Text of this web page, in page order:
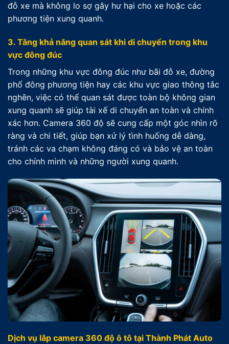
đỗ xe mà không lo sợ gây hư hại cho xe hoặc các
phương tiện xung quanh.
3. Tăng khả năng quan sát khi di chuyển trong khu
vực đông đúc
Trong những khu vực đông đúc như bãi đỗ xe, đường
phố đông phương tiện hay các khu vực giao thông tắc
nghẽn, việc có thể quan sát được toàn bộ không gian
xung quanh sẽ giúp tài xế di chuyển an toàn và chính
xác hơn. Camera 360 độ sẽ cung cấp một góc nhìn rõ
ràng và chi tiết, giúp bạn xử lý tình huống dễ dàng,
tránh các va chạm không đáng có và bảo vệ an toàn
cho chính mình và những người xung quanh.
Dịch vụ lắp camera 360 độ ô tô tại Thành Phát Auto